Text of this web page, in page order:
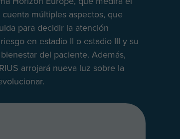
múltiples aspectos, que
para decidir la atención
en estadio II o estadio III y su
del paciente. Además,
arrojará nueva luz sobre la